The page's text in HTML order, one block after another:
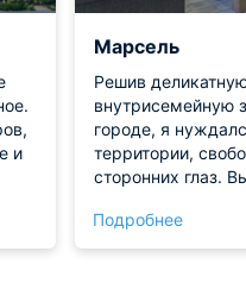
и
Марсель
Решив
внутрисемейную
городе, я
территории,
сторонних глаз.
быть
себе, не
Подробнее